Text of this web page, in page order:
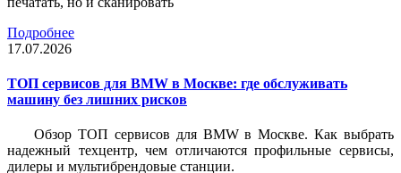
Подробнее
17.07.2026
ТОП сервисов для BMW в Москве: где обслуживать
машину без лишних рисков
Обзор ТОП сервисов для BMW в Москве. Как выбрать
надежный техцентр, чем отличаются профильные сервисы,
дилеры и мультибрендовые станции.